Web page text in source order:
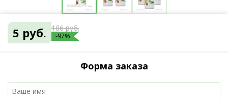
5 руб. 186 руб.
-97%
Форма заказа